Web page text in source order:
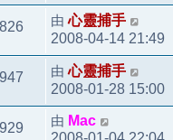
由心靈捕手
2008-04-14 21:49
由心靈捕手
2008-01-28 15:00
由 Mac